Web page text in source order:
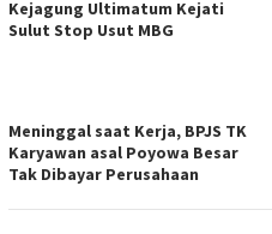
Kejagung Ultimatum Kejati
Sulut Stop Usut MBG
Meninggal saat Kerja, BPJS TK
Karyawan asal Poyowa Besar
Tak Dibayar Perusahaan